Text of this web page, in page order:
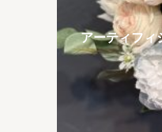
アーティフィ